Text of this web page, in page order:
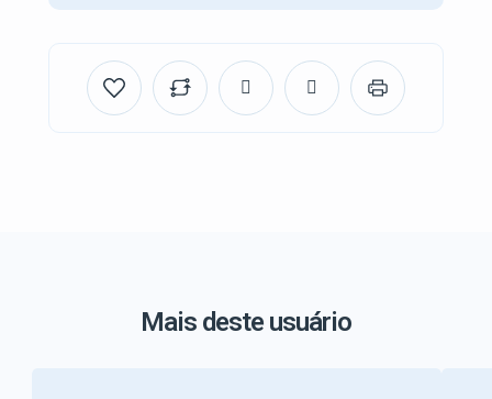
Mais deste usuário